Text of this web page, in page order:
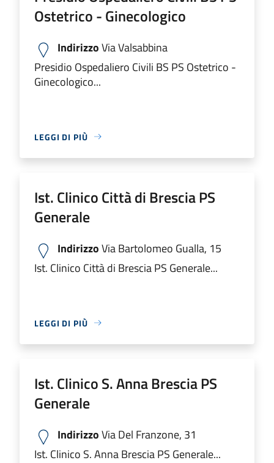
Ostetrico - Ginecologico
IndirizzoVia Valsabbina
Presidio Ospedaliero Civili BS PS Ostetrico -
Ginecologico...
LEGGI DI PIÙ
Ist. Clinico Città di Brescia PS
Generale
IndirizzoVia Bartolomeo Gualla, 15
Ist. Clinico Città di Brescia PS Generale...
LEGGI DI PIÙ
Ist. Clinico S. Anna Brescia PS
Generale
IndirizzoVia Del Franzone, 31
Ist. Clinico S. Anna Brescia PS Generale...